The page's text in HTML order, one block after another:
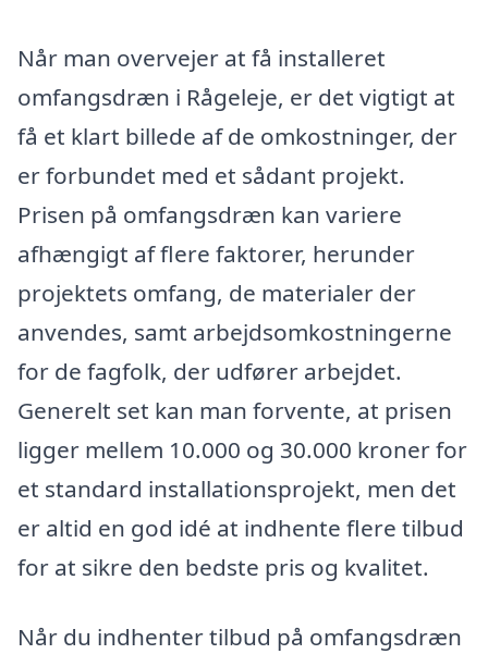
Når man overvejer at få installeret
omfangsdræn i Rågeleje, er det vigtigt at
få et klart billede af de omkostninger, der
er forbundet med et sådant projekt.
Prisen på omfangsdræn kan variere
afhængigt af flere faktorer, herunder
projektets omfang, de materialer der
anvendes, samt arbejdsomkostningerne
for de fagfolk, der udfører arbejdet.
Generelt set kan man forvente, at prisen
ligger mellem 10.000 og 30.000 kroner for
et standard installationsprojekt, men det
er altid en god idé at indhente flere tilbud
for at sikre den bedste pris og kvalitet.
Når du indhenter tilbud på omfangsdræn